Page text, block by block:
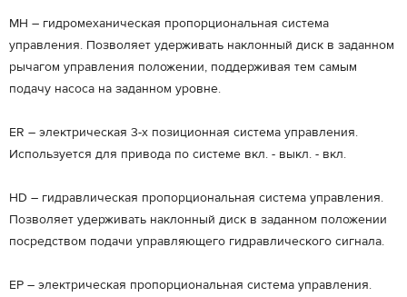
МН – гидромеханическая пропорциональная система
управления. Позволяет удерживать наклонный диск в заданном
рычагом управления положении, поддерживая тем самым
подачу насоса на заданном уровне.
ER – электрическая 3-х позиционная система управления.
Используется для привода по системе вкл. - выкл. - вкл.
HD – гидравлическая пропорциональная система управления.
Позволяет удерживать наклонный диск в заданном положении
посредством подачи управляющего гидравлического сигнала.
ЕP – электрическая пропорциональная система управления.